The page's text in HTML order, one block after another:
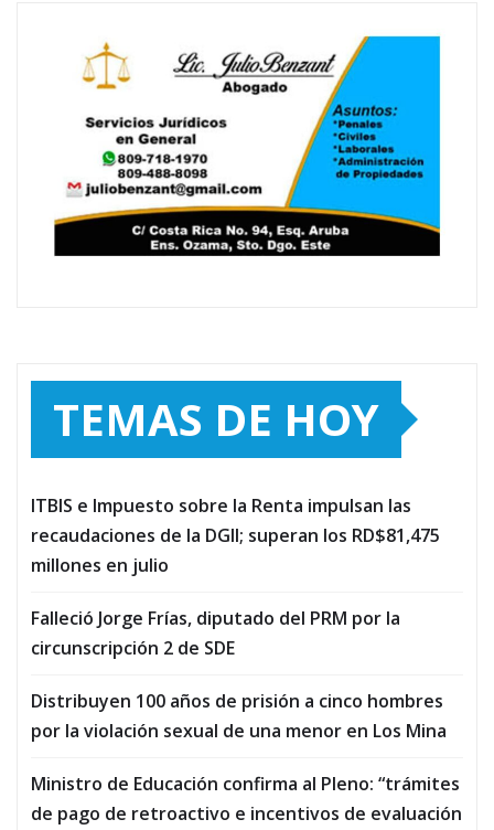
TEMAS DE HOY
ITBIS e Impuesto sobre la Renta impulsan las
recaudaciones de la DGII; superan los RD$81,475
millones en julio
Falleció Jorge Frías, diputado del PRM por la
circunscripción 2 de SDE
Distribuyen 100 años de prisión a cinco hombres
por la violación sexual de una menor en Los Mina
Ministro de Educación confirma al Pleno: “trámites
de pago de retroactivo e incentivos de evaluación